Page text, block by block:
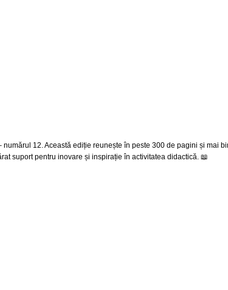
numărul 12. Această ediție reunește în peste 300 de pagini și mai
suport pentru inovare și inspirație în activitatea didactică. 📖